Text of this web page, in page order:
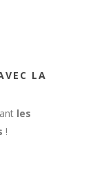
LA
les
!